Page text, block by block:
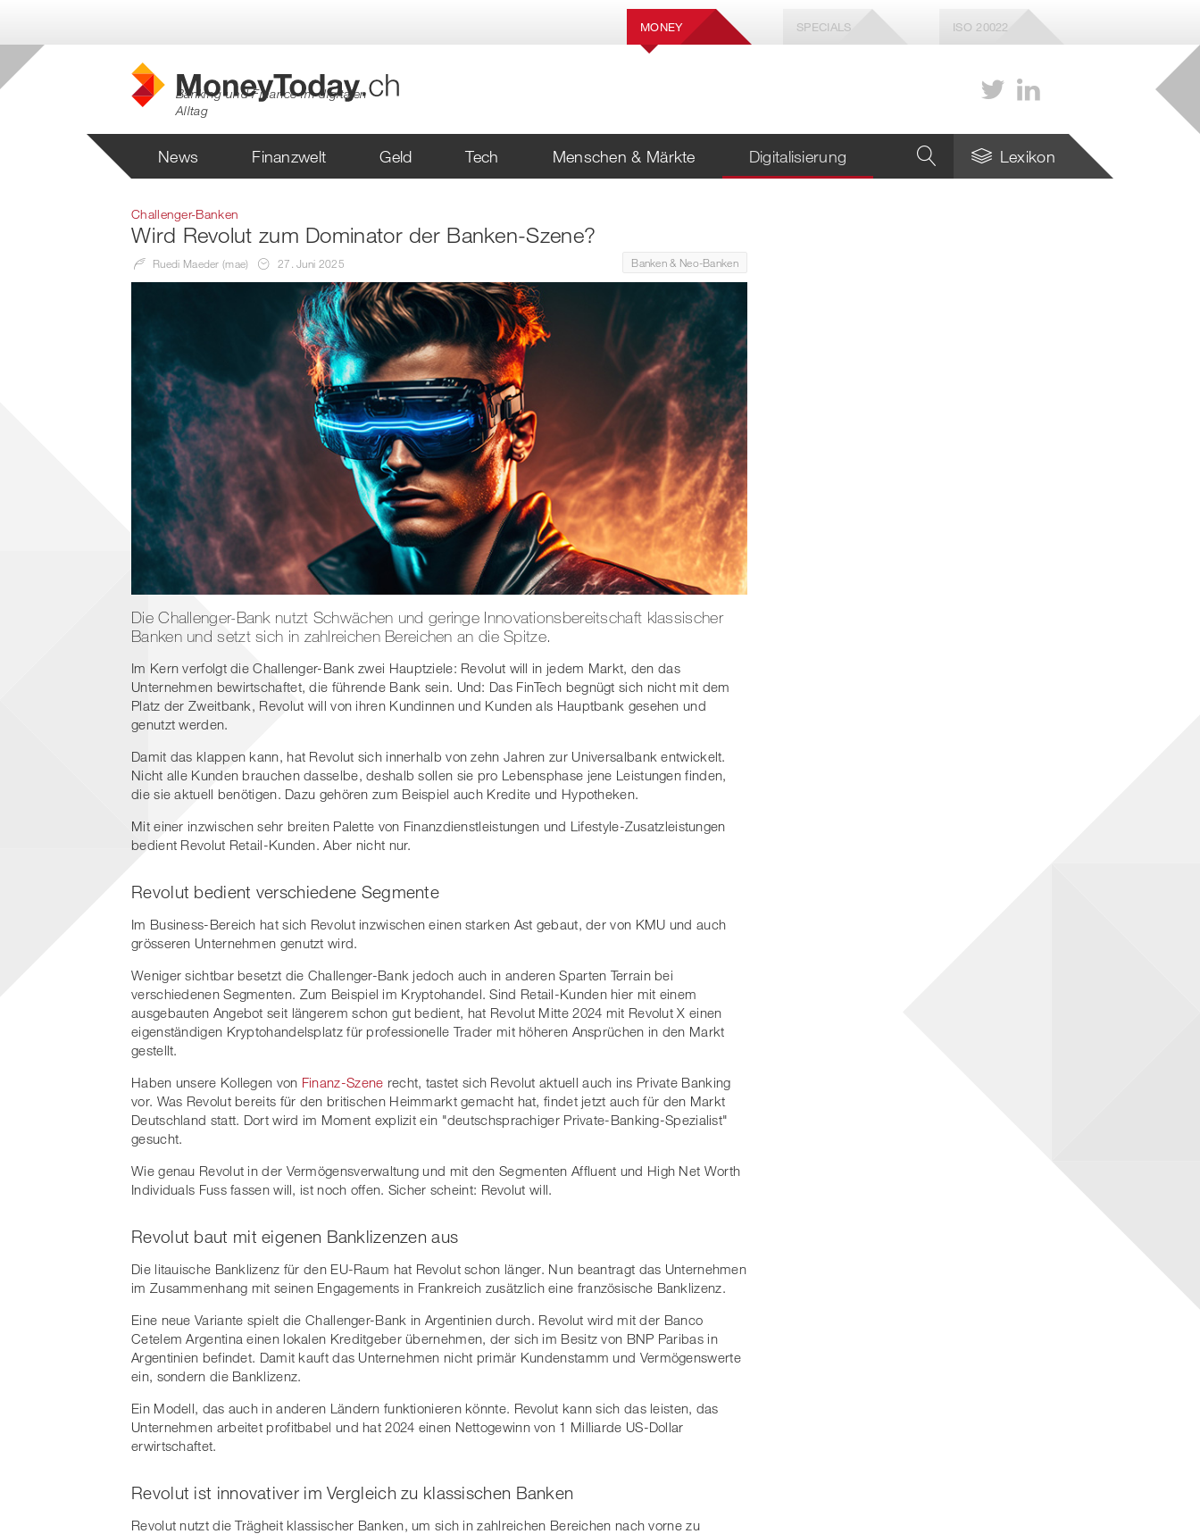
MONEY SPECIALS ISO 20022
Banking und Finance im digitalen
Alltag
News Finanzwelt Geld Tech Menschen & Märkte Digitalisierung Lexikon
Challenger-Banken
Wird Revolut zum Dominator der Banken-Szene?
Ruedi Maeder (mae) 27. Juni 2025 Banken & Neo-Banken
Die Challenger-Bank nutzt Schwächen und geringe Innovationsbereitschaft klassischer
Banken und setzt sich in zahlreichen Bereichen an die Spitze.
Im Kern verfolgt die Challenger-Bank zwei Hauptziele: Revolut will in jedem Markt, den das
Unternehmen bewirtschaftet, die führende Bank sein. Und: Das FinTech begnügt sich nicht mit dem
Platz der Zweitbank, Revolut will von ihren Kundinnen und Kunden als Hauptbank gesehen und
genutzt werden.
Damit das klappen kann, hat Revolut sich innerhalb von zehn Jahren zur Universalbank entwickelt.
Nicht alle Kunden brauchen dasselbe, deshalb sollen sie pro Lebensphase jene Leistungen finden,
die sie aktuell benötigen. Dazu gehören zum Beispiel auch Kredite und Hypotheken.
Mit einer inzwischen sehr breiten Palette von Finanzdienstleistungen und Lifestyle-Zusatzleistungen
bedient Revolut Retail-Kunden. Aber nicht nur.
Revolut bedient verschiedene Segmente
Im Business-Bereich hat sich Revolut inzwischen einen starken Ast gebaut, der von KMU und auch
grösseren Unternehmen genutzt wird.
Weniger sichtbar besetzt die Challenger-Bank jedoch auch in anderen Sparten Terrain bei
verschiedenen Segmenten. Zum Beispiel im Kryptohandel. Sind Retail-Kunden hier mit einem
ausgebauten Angebot seit längerem schon gut bedient, hat Revolut Mitte 2024 mit Revolut X einen
eigenständigen Kryptohandelsplatz für professionelle Trader mit höheren Ansprüchen in den Markt
gestellt.
Haben unsere Kollegen von Finanz-Szene recht, tastet sich Revolut aktuell auch ins Private Banking
vor. Was Revolut bereits für den britischen Heimmarkt gemacht hat, findet jetzt auch für den Markt
Deutschland statt. Dort wird im Moment explizit ein "deutschsprachiger Private-Banking-Spezialist"
gesucht.
Wie genau Revolut in der Vermögensverwaltung und mit den Segmenten Affluent und High Net Worth
Individuals Fuss fassen will, ist noch offen. Sicher scheint: Revolut will.
Revolut baut mit eigenen Banklizenzen aus
Die litauische Banklizenz für den EU-Raum hat Revolut schon länger. Nun beantragt das Unternehmen
im Zusammenhang mit seinen Engagements in Frankreich zusätzlich eine französische Banklizenz.
Eine neue Variante spielt die Challenger-Bank in Argentinien durch. Revolut wird mit der Banco
Cetelem Argentina einen lokalen Kreditgeber übernehmen, der sich im Besitz von BNP Paribas in
Argentinien befindet. Damit kauft das Unternehmen nicht primär Kundenstamm und Vermögenswerte
ein, sondern die Banklizenz.
Ein Modell, das auch in anderen Ländern funktionieren könnte. Revolut kann sich das leisten, das
Unternehmen arbeitet profitbabel und hat 2024 einen Nettogewinn von 1 Milliarde US-Dollar
erwirtschaftet.
Revolut ist innovativer im Vergleich zu klassischen Banken
Revolut nutzt die Trägheit klassischer Banken, um sich in zahlreichen Bereichen nach vorne zu